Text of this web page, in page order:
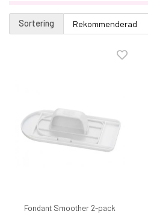
Sortering
Fondant Smoother 2-pack